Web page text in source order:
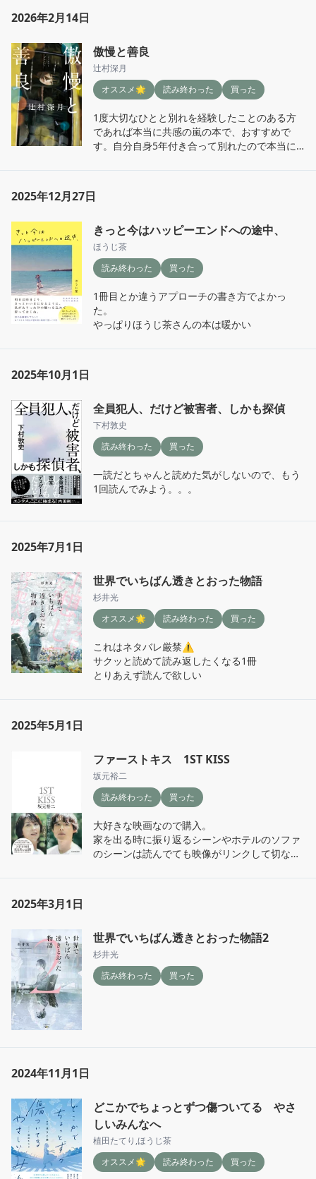
2026年2月14日
傲慢と善良
辻村深月
オススメ🌟
読み終わった 買った
1度大切なひとと別れを経験したことのある方
であれば本当に共感の嵐の本で、おすすめで
す。自分自身5年付き合って別れたので本当に
相手=自分はぶっ刺さりました。
2025年12月27日
きっと今はハッピーエンドへの途中、
ほうじ茶
読み終わった
買った
1冊目とか違うアプローチの書き方でよかっ
た。
やっぱりほうじ茶さんの本は暖かい
2025年10月1日
全員犯人、だけど被害者、しかも探偵
下村敦史
読み終わった
買った
一読だとちゃんと読めた気がしないので、もう
1回読んでみよう。。。
2025年7月1日
世界でいちばん透きとおった物語
杉井光
オススメ🌟
読み終わった 買った
これはネタバレ厳禁⚠️
サクッと読めて読み返したくなる1冊
とりあえず読んで欲しい
2025年5月1日
ファーストキス 1ST KISS
坂元裕二
読み終わった
買った
大好きな映画なので購入。
家を出る時に振り返るシーンやホテルのソファ
のシーンは読んでても映像がリンクして切なく
2025年3月1日
世界でいちばん透きとおった物語2
杉井光
読み終わった
買った
2024年11月1日
どこかでちょっとずつ傷ついてる やさ
しいみんなへ
植田たてり ,ほうじ茶
オススメ🌟
読み終わった 買った